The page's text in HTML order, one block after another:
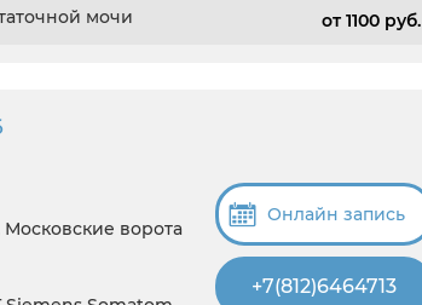
мочи от 1100 pуб.
ворота
Онлайн запись
+7(812)6464713